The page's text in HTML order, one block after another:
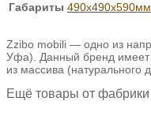
Габариты 490х490х590мм
Zzibo mobili — одно из
Уфа). Данный бренд имеет
из массива (натурального
Ещё товары от фабрики